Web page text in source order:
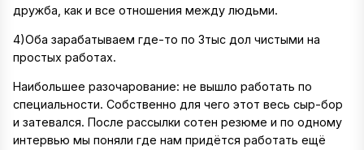
дружба, как и все отношения между людьми.
4)Оба зарабатываем где-то по 3тыс дол чистыми на
простых работах.
Наибольшее разочарование: не вышло работать по
специальности. Собственно для чего этот весь сыр-бор
и затевался. После рассылки сотен резюме и по одному
интервью мы поняли где нам придётся работать ещё